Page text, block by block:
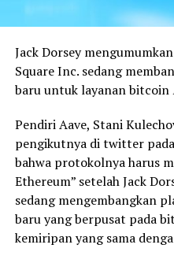
Jack Dorsey
Square Inc. sedang
baru untuk layananbitcoin
Pendiri Aave, Stani
pengikutnya di twitter
bahwa protokolnya harus
Ethereum” setelah Jack
sedang mengembangkan
baru yang berpusat pada
kemiripan yang sama